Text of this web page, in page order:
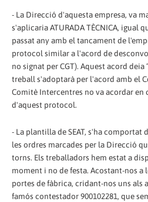
- La Direcció d'aquesta empresa, va
s'aplicaria ATURADA TÈCNICA, igual
passat any amb el tancament de
protocol similar a l'acord de
no signat per CGT). Aquest acord
treball s'adoptarà per l'acord amb el
Comitè Intercentres no va acordar
d'aquest protocol.
- La plantilla de SEAT, s'ha comportat
les ordres marcades per la Direcció
torns. Els treballadors hem estat a
moment i no de festa. Acostant-nos a
portes de fàbrica, cridant-nos uns als
famós contestador 900102281, que